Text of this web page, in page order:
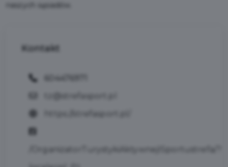
naszych sąsiadów.
Kontakt
604476971